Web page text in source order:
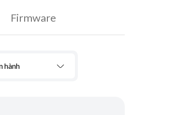
Firmware
hành